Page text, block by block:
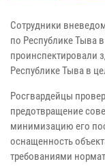
Сотрудники
по Республике Тыва
проинспектировали
Республике Тыва в
Росгвардейцы
предотвращение
минимизацию его
оснащенность
требованиями